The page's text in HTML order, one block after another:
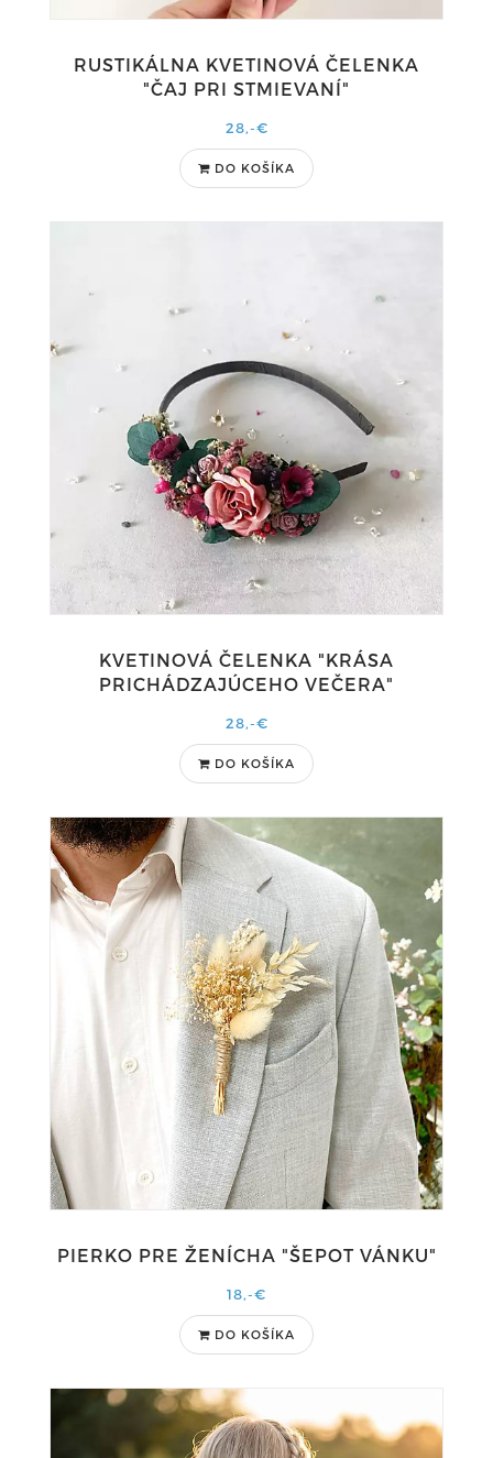
RUSTIKÁLNA KVETINOVÁ ČELENKA
"ČAJ PRI STMIEVANÍ"
28,-€
DO KOŠÍKA
KVETINOVÁ ČELENKA "KRÁSA
PRICHÁDZAJÚCEHO VEČERA"
28,-€
DO KOŠÍKA
PIERKO PRE ŽENÍCHA "ŠEPOT VÁNKU"
18,-€
DO KOŠÍKA